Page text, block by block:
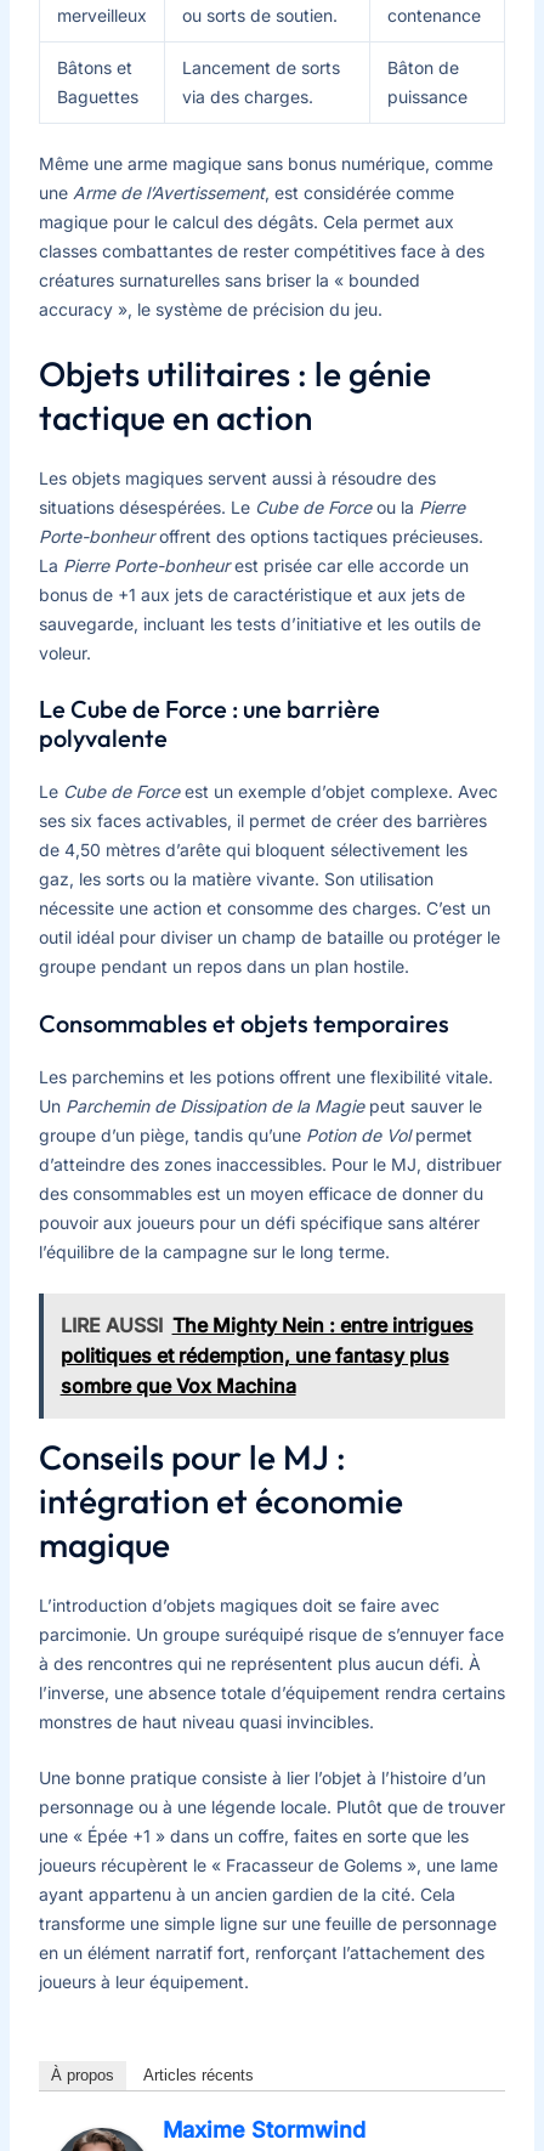
merveilleux
ou sorts de soutien.
contenance
Bâtons et
Baguettes
Lancement de sorts
via des charges.
Bâton de
puissance
Même une arme magique sans bonus numérique, comme
une Arme de l’Avertissement, est considérée comme
magique pour le calcul des dégâts. Cela permet aux
classes combattantes de rester compétitives face à des
créatures surnaturelles sans briser la « bounded
accuracy », le système de précision du jeu.
Objets utilitaires : le génie
tactique en action
Les objets magiques servent aussi à résoudre des
situations désespérées. Le Cube de Forceou la Pierre
Porte-bonheuroffrent des options tactiques précieuses.
La Pierre Porte-bonheurest prisée car elle accorde un
bonus de +1 aux jets de caractéristique et aux jets de
sauvegarde, incluant les tests d’initiative et les outils de
voleur.
Le Cube de Force : une barrière
polyvalente
Le Cube de Forceest un exemple d’objet complexe. Avec
ses six faces activables, il permet de créer des barrières
de 4,50 mètres d’arête qui bloquent sélectivement les
gaz, les sorts ou la matière vivante. Son utilisation
nécessite une action et consomme des charges. C’est un
outil idéal pour diviser un champ de bataille ou protéger le
groupe pendant un repos dans un plan hostile.
Consommables et objets temporaires
Les parchemins et les potions offrent une flexibilité vitale.
Un Parchemin de Dissipation de la Magiepeut sauver le
groupe d’un piège, tandis qu’une Potion de Volpermet
d’atteindre des zones inaccessibles. Pour le MJ, distribuer
des consommables est un moyen efficace de donner du
pouvoir aux joueurs pour un défi spécifique sans altérer
l’équilibre de la campagne sur le long terme.
LIRE AUSSI The Mighty Nein : entre intrigues
politiques et rédemption, une fantasy plus
sombre que Vox Machina
Conseils pour le MJ :
intégration et économie
magique
L’introduction d’objets magiques doit se faire avec
parcimonie. Un groupe suréquipé risque de s’ennuyer face
à des rencontres qui ne représentent plus aucun défi. À
l’inverse, une absence totale d’équipement rendra certains
monstres de haut niveau quasi invincibles.
Une bonne pratique consiste à lier l’objet à l’histoire d’un
personnage ou à une légende locale. Plutôt que de trouver
une « Épée +1 » dans un coffre, faites en sorte que les
joueurs récupèrent le « Fracasseur de Golems », une lame
ayant appartenu à un ancien gardien de la cité. Cela
transforme une simple ligne sur une feuille de personnage
en un élément narratif fort, renforçant l’attachement des
joueurs à leur équipement.
À propos Articles récents
Maxime Stormwind